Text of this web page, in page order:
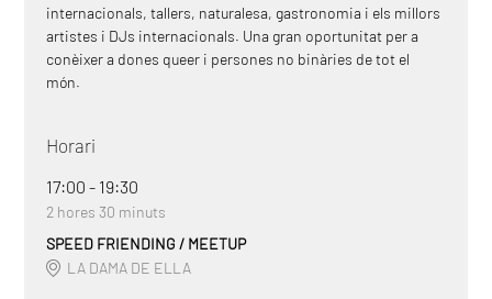
internacionals, tallers, naturalesa, gastronomia i els millors
artistes i DJs internacionals. Una gran oportunitat per a
conèixer a dones queer i persones no binàries de tot el
món.
Horari
17:00 - 19:30
2 hores 30 minuts
SPEED FRIENDING / MEETUP
LA DAMA DE ELLA